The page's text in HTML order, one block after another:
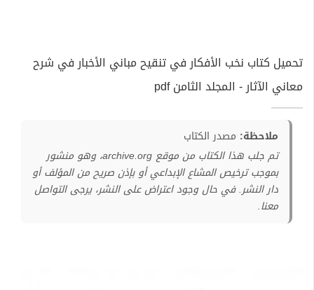
تحميل كتاب نخب الأفكار في تنقيح مباني الأخبار في شرح
معاني الآثار - المجلد الثامن pdf
ملاحظة: مصدر الكتاب
تم جلب هذا الكتاب من موقع archive.org، وهو منشور
بموجب ترخيص المشاع الإبداعي أو بإذن صريح من المؤلف أو
دار النشر. في حال وجود اعتراض على النشر، يرجى التواصل
معنا.